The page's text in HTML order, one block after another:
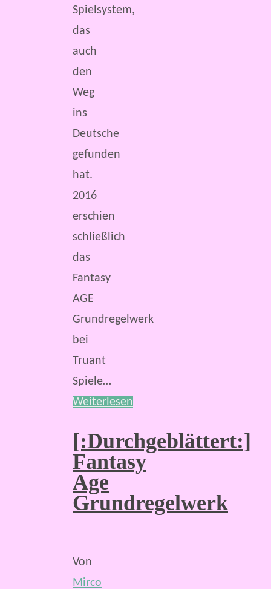
Spielsystem,
das
auch
den
Weg
ins
Deutsche
gefunden
hat.
2016
erschien
schließlich
das
Fantasy
AGE
Grundregelwerk
bei
Truant
Spiele…
Weiterlesen
[:Durchgeblättert:]
Fantasy
Age
Grundregelwerk
Von
Mirco